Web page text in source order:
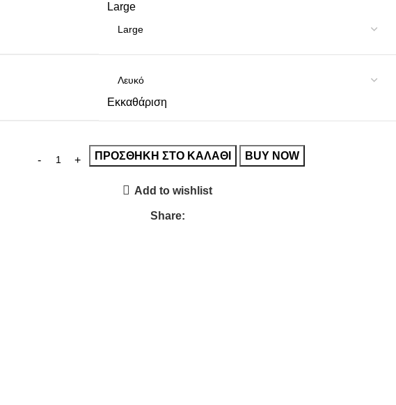
Large
Εκκαθάριση
ΠΡΟΣΘΉΚΗ ΣΤΟ ΚΑΛΆΘΙ BUY NOW
Add to wishlist
Share: